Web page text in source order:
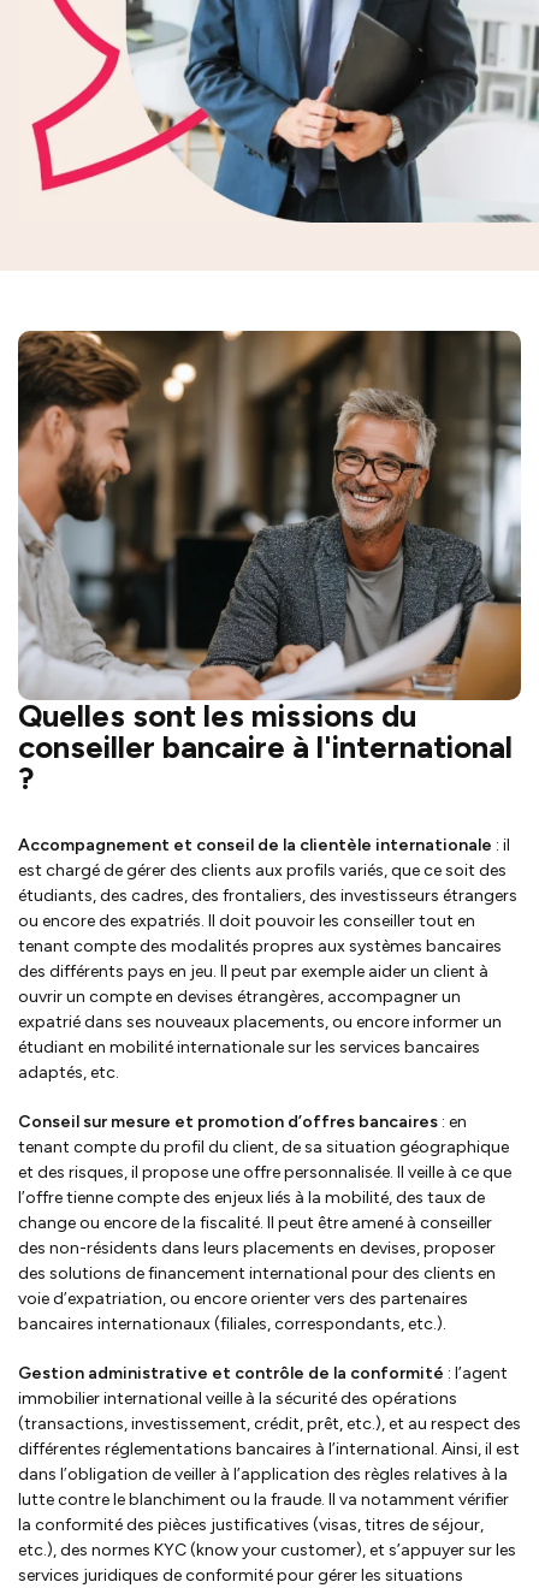
Quelles sont les missions du
conseiller bancaire à l'international
?
Accompagnement et conseil de la clientèle internationale : il
est chargé de gérer des clients aux profils variés, que ce soit des
étudiants, des cadres, des frontaliers, des investisseurs étrangers
ou encore des expatriés. Il doit pouvoir les conseiller tout en
tenant compte des modalités propres aux systèmes bancaires
des différents pays en jeu. Il peut par exemple aider un client à
ouvrir un compte en devises étrangères, accompagner un
expatrié dans ses nouveaux placements, ou encore informer un
étudiant en mobilité internationale sur les services bancaires
adaptés, etc.
Conseil sur mesure et promotion d’offres bancaires : en
tenant compte du profil du client, de sa situation géographique
et des risques, il propose une offre personnalisée. Il veille à ce que
l’offre tienne compte des enjeux liés à la mobilité, des taux de
change ou encore de la fiscalité. Il peut être amené à conseiller
des non-résidents dans leurs placements en devises, proposer
des solutions de financement international pour des clients en
voie d’expatriation, ou encore orienter vers des partenaires
bancaires internationaux (filiales, correspondants, etc.).
Gestion administrative et contrôle de la conformité : l’agent
immobilier international veille à la sécurité des opérations
(transactions, investissement, crédit, prêt, etc.), et au respect des
différentes réglementations bancaires à l’international. Ainsi, il est
dans l’obligation de veiller à l’application des règles relatives à la
lutte contre le blanchiment ou la fraude. Il va notamment vérifier
la conformité des pièces justificatives (visas, titres de séjour,
etc.), des normes KYC (know your customer), et s’appuyer sur les
services juridiques de conformité pour gérer les situations